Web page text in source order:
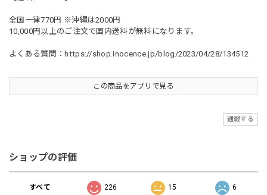
全国一律770円 ※沖縄は2000円
10,000円以上のご注文で国内送料が無料になります。
よくある質問： https://shop.inocence.jp/blog/2023/04/28/134512
この商品をアプリで見る
通報する
ショップの評価
すべて 226 15 6